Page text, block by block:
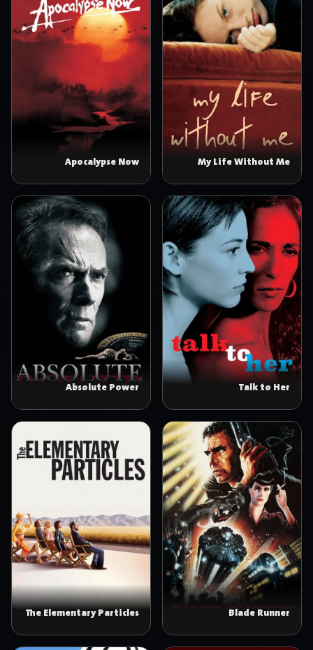
My Life Without Me
Apocalypse Now
Talk to Her
Absolute Power
Blade Runner
The Elementary Particles